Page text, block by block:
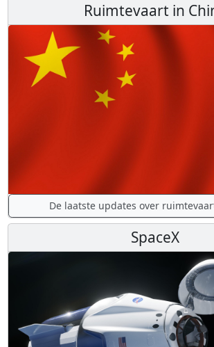
Ruimtevaart in
De laatste updates over
SpaceX